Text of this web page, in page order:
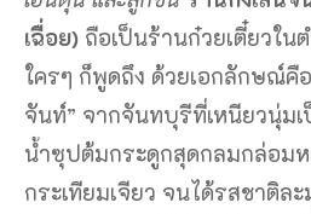
เฉื่อย) ถือเป็นร้านก๋วยเตี๋ยวใน
ใครๆ ก็พูดถึง ด้วยเอกลักษณ์คือ
จันท์” จากจันทบุรีที่เหนียวนุ่ม
น้ำซุปต้มกระดูกสุดกลมกล่อม
กระเทียมเจียว จนได้รสชาติล